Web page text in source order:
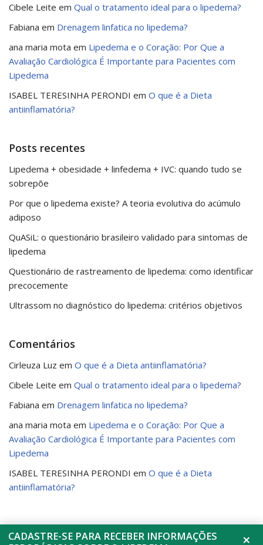
Cibele Leite em Qual o tratamento ideal para o lipedema?
Fabiana em Drenagem linfatica no lipedema?
ana maria mota em Lipedema e o Coração: Por Que a
Avaliação Cardiológica É Importante para Pacientes com
Lipedema
ISABEL TERESINHA PERONDI em O que é a Dieta
antiinflamatória?
Posts recentes
Lipedema + obesidade + linfedema + IVC: quando tudo se
sobrepõe
Por que o lipedema existe? A teoria evolutiva do acúmulo
adiposo
QuASiL: o questionário brasileiro validado para sintomas de
lipedema
Questionário de rastreamento de lipedema: como identificar
precocemente
Ultrassom no diagnóstico do lipedema: critérios objetivos
Comentários
Cirleuza Luz em O que é a Dieta antiinflamatória?
Cibele Leite em Qual o tratamento ideal para o lipedema?
Fabiana em Drenagem linfatica no lipedema?
ana maria mota em Lipedema e o Coração: Por Que a
Avaliação Cardiológica É Importante para Pacientes com
Lipedema
ISABEL TERESINHA PERONDI em O que é a Dieta
antiinflamatória?
×
CADASTRE-SE PARA RECEBER INFORMAÇÕES